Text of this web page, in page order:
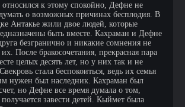
к этому спокойно, Дефне не
думать о возможных причинах бесплодия. В
Антакье жили двое людей, которые
быть вместе. Кахраман и Дефне
безгранично и никакие сомнения не
После бракосочетания, прекрасная пара
целых десять лет, но у них так и не
стала беспокоиться, ведь их семья
нужен был наследник. Кахраман был
но Дефне все время думала о том,
завести детей. Кыймет была